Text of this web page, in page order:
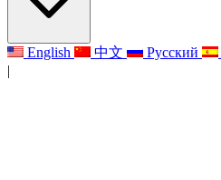
English 中文 Русский
|